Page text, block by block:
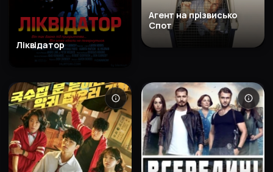
Ліквідатор
Агент на прізвисько
Спот